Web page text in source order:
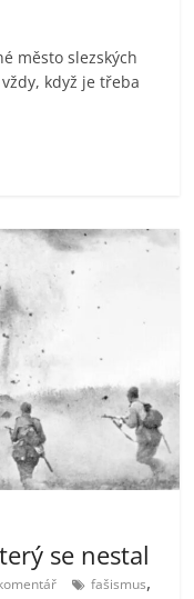
město slezských
když je třeba
se nestal
fašismus,